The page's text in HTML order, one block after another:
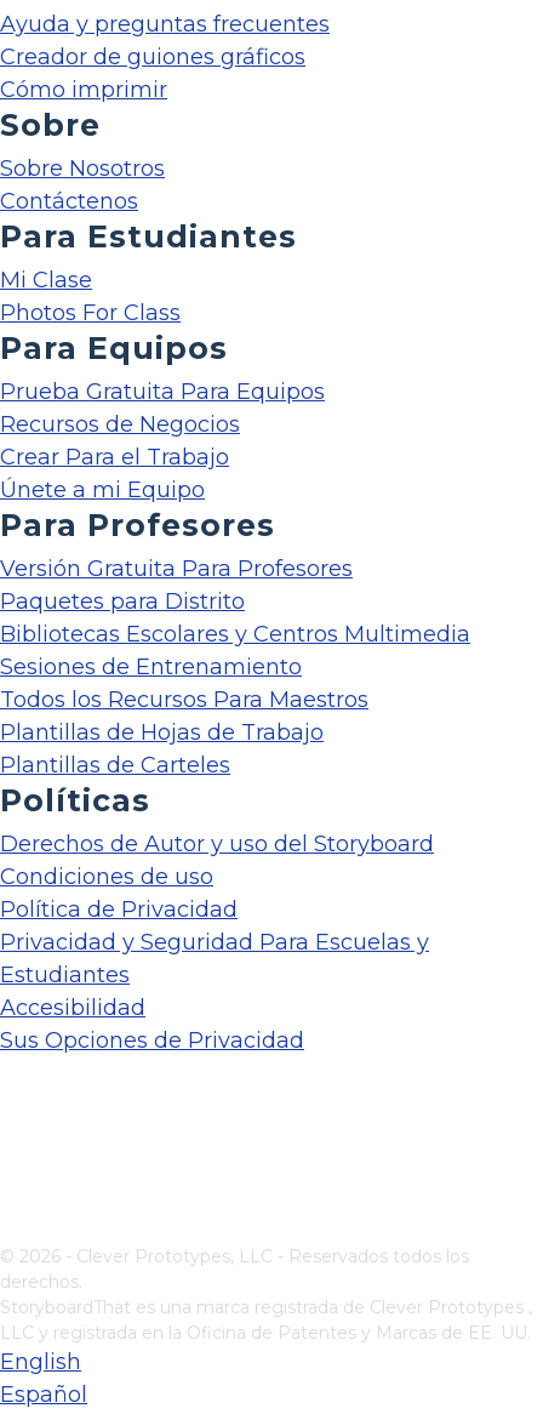
Ayuda y preguntas frecuentes
Creador de guiones gráficos
Cómo imprimir
Sobre
Sobre Nosotros
Contáctenos
Para Estudiantes
Mi Clase
Photos For Class
Para Equipos
Prueba Gratuita Para Equipos
Recursos de Negocios
Crear Para el Trabajo
Únete a mi Equipo
Para Profesores
Versión Gratuita Para Profesores
Paquetes para Distrito
Bibliotecas Escolares y Centros Multimedia
Sesiones de Entrenamiento
Todos los Recursos Para Maestros
Plantillas de Hojas de Trabajo
Plantillas de Carteles
Políticas
Derechos de Autor y uso del Storyboard
Condiciones de uso
Política de Privacidad
Privacidad y Seguridad Para Escuelas y
Estudiantes
Accesibilidad
Sus Opciones de Privacidad
© 2026 - Clever Prototypes, LLC - Reservados todos los
derechos.
StoryboardThat es una marca registrada de Clever Prototypes ,
LLC y registrada en la Oficina de Patentes y Marcas de EE. UU.
English
Español